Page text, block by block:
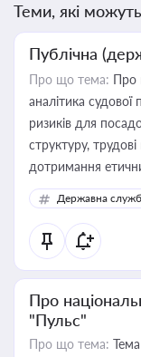
Теми, які
Публічна
Про що тема: Про
аналітика
ризиків для
структуру,
дотримання
Державна
Про
"Пульс"
Про що тема: